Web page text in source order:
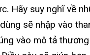
Hãy suy nghĩ về
sẽ nhập vào
vào mô tả